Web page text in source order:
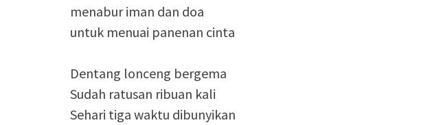
menabur iman dan doa
untuk menuai panenan cinta
Dentang lonceng bergema
Sudah ratusan ribuan kali
Sehari tiga waktu dibunyikan